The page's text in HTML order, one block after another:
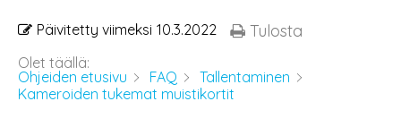
Päivitetty viimeksi 10.3.2022 Tulosta
Olet täällä:
Ohjeiden etusivu
FAQ
Tallentaminen
Kameroiden tukemat muistikortit